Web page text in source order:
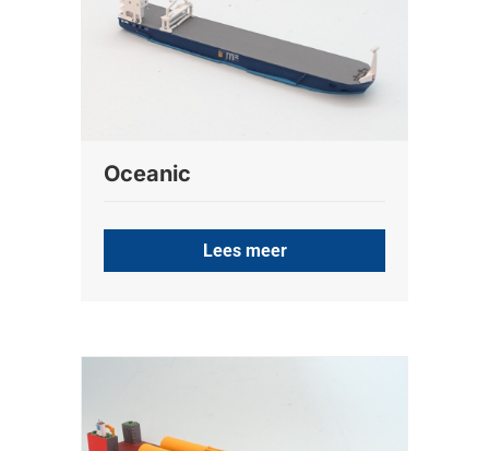
Oceanic
Lees meer